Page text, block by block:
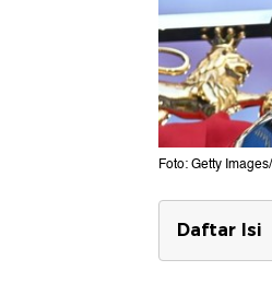
Foto: Getty
Daftar Isi
Man